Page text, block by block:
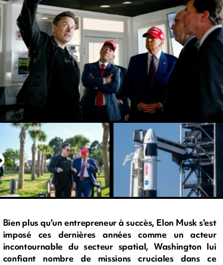
Bien plus qu'un entrepreneur à succès, Elon Musk s'est
imposé ces dernières années comme un acteur
incontournable du secteur spatial, Washington lui
confiant nombre de missions cruciales dans ce